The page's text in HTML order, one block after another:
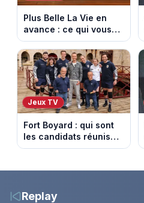
Plus Belle La Vie en
avance : ce qui vous
attend la semaine du
10 au 14 août 2026
(spoiler)
Jeux TV
Fort Boyard : qui sont
les candidats réunis
par Cyril Féraud ce
Replay